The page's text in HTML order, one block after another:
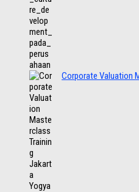
Corporate Valuation